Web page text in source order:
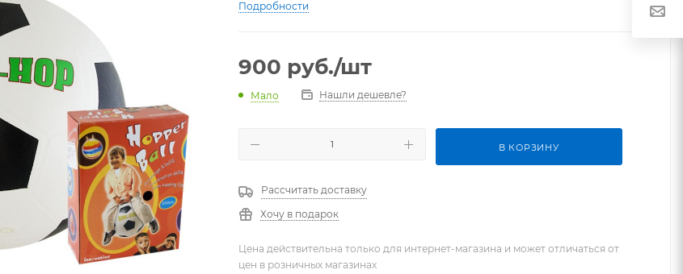
Подробности
900 руб./шт
Мало Нашли дешевле?
В КОРЗИНУ
Рассчитать доставку
Хочу в подарок
Цена действительна только для интернет-магазина и может отличаться от
цен в розничных магазинах